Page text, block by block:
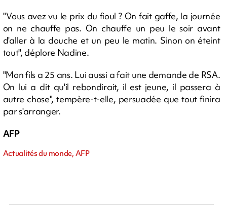
"Vous avez vu le prix du fioul ? On fait gaffe, la journée
on ne chauffe pas. On chauffe un peu le soir avant
d'aller à la douche et un peu le matin. Sinon on éteint
tout", déplore Nadine.
"Mon fils a 25 ans. Lui aussi a fait une demande de RSA.
On lui a dit qu'il rebondirait, il est jeune, il passera à
autre chose", tempère-t-elle, persuadée que tout finira
par s'arranger.
AFP
Actualités du monde, AFP